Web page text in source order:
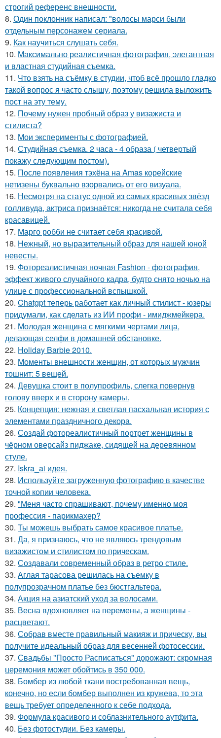
строгий референс внешности.
8. Один поклонник написал: "волосы марси были
отдельным персонажем сериала.
9. Как научиться слушать себя.
10. Максимально реалистичная фотография, элегантная
и властная студийная съемка.
11. Что взять на съёмку в студии, чтоб всё прошло гладко
такой вопрос я часто слышу, поэтому решила выложить
пост на эту тему.
12. Почему нужен пробный образ у визажиста и
стилиста?
13. Мои эксперименты с фотографией.
14. Студийная съемка. 2 часа - 4 образа ( четвертый
покажу следующим постом).
15. После появления тэхёна на Amas корейские
нетизены буквально взорвались от его визуала.
16. Несмотря на статус одной из самых красивых звёзд
голливуда, актриса признаётся: никогда не считала себя
красавицей.
17. Марго робби не считает себя красивой.
18. Нежный, но выразительный образ для нашей юной
невесты.
19. Фотореалистичная ночная Fashion - фотография,
эффект живого случайного кадра, будто снято ночью на
улице с профессиональной вспышкой.
20. Chatgpt теперь работает как личный стилист - юзеры
придумали, как сделать из ИИ профи - имиджмейкера.
21. Молодая женщина с мягкими чертами лица,
делающая селфи в домашней обстановке.
22. Holiday Barbie 2010.
23. Моменты внешности женщин, от которых мужчин
тошнит: 5 вещей.
24. Девушка стоит в полупрофиль, слегка повернув
голову вверх и в сторону камеры.
25. Концепция: нежная и светлая пасхальная история с
элементами праздничного декора.
26. Создай фотореалистичный портрет женщины в
чёрном оверсайз пиджаке, сидящей на деревянном
стуле.
27. Iskra_ai идея.
28. Используйте загруженную фотографию в качестве
точной копии человека.
29. "Меня часто спрашивают, почему именно моя
профессия - парикмахер?
30. Ты можешь выбрать самое красивое платье.
31. Да, я признаюсь, что не являюсь трендовым
визажистом и стилистом по прическам.
32. Создавали современный образ в ретро стиле.
33. Аглая тарасова решилась на съемку в
полупрозрачном платье без бюстгальтера.
34. Акция на азиатский уход за волосами.
35. Весна вдохновляет на перемены, а женщины -
расцветают.
36. Собрав вместе правильный макияж и прическу, вы
получите идеальный образ для весенней фотосессии.
37. Свадьбы "Просто Расписаться" дорожают: скромная
церемония может обойтись в 350 000.
38. Бомбер из любой ткани востребованная вещь,
конечно, но если бомбер выполнен из кружева, то эта
вещь требует определенного к себе подхода.
39. Формула красивого и соблазнительного аутфита.
40. Без фотостудии. Без камеры.